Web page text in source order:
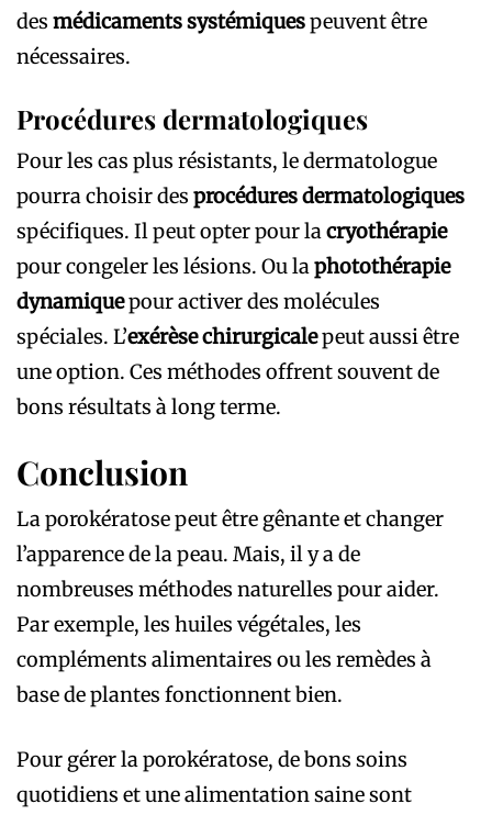
des médicaments systémiquespeuvent être
nécessaires.
Procédures dermatologiques
Pour les cas plus résistants, le dermatologue
pourra choisir des procédures dermatologiques
spécifiques. Il peut opter pour lacryothérapie
pour congeler les lésions. Ou laphotothérapie
dynamiquepour activer des molécules
spéciales. L’exérèse chirurgicalepeut aussi être
une option. Ces méthodes offrent souvent de
bons résultats à long terme.
Conclusion
La porokératose peut être gênante et changer
l’apparence de la peau. Mais, il y a de
nombreuses méthodes naturelles pour aider.
Par exemple, les huiles végétales, les
compléments alimentaires ou les remèdes à
base de plantes fonctionnent bien.
Pour gérer la porokératose, de bons soins
quotidiens et une alimentation saine sont